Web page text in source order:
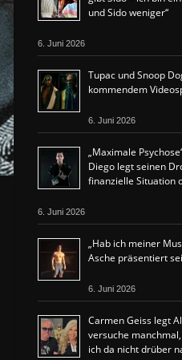
und Sido weniger“
6. Juni 2026
Tupac und Snoop
kommendem
6. Juni 2026
„Maximale
Diego legt seinen
finanzielle Situation
6. Juni 2026
„Hab ich meiner
Asche präsentiert
6. Juni 2026
Carmen Geiss legt
versuche
ich da nicht drüber